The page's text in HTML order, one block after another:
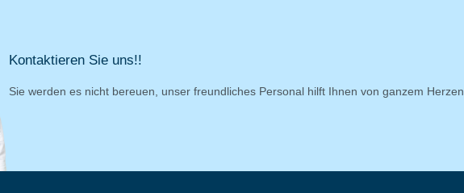
Kontaktieren Sie uns!!
Sie werden es nicht bereuen, unser freundliches Personal hilft Ihnen von ganzem Herzen.